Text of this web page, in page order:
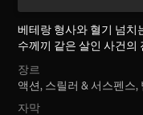
베테랑 형사와 혈기 넘치
수께끼 같은 살인 사건의
장르
액션, 스릴러 & 서스펜스,
자막